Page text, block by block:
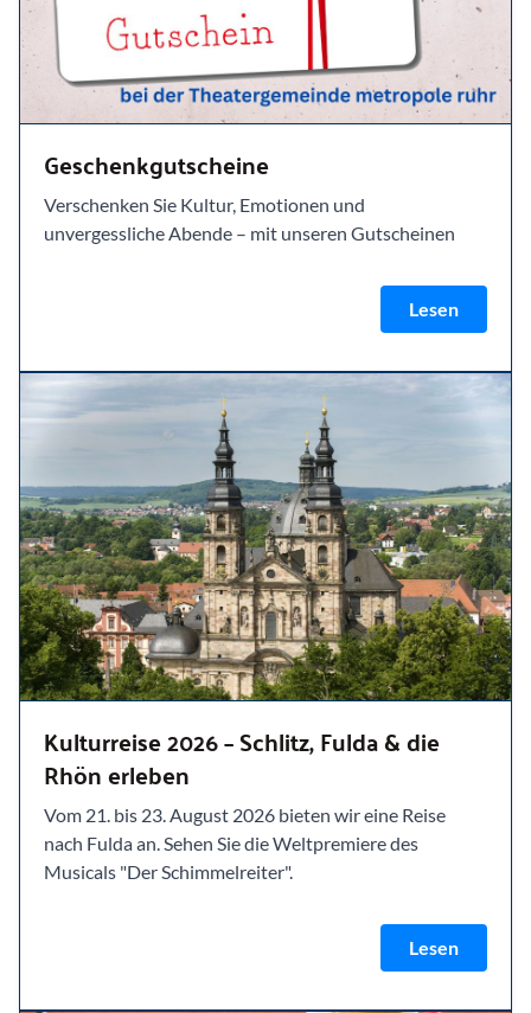
Geschenkgutscheine
Verschenken Sie Kultur, Emotionen und
unvergessliche Abende – mit unseren Gutscheinen
Lesen
Kulturreise 2026 – Schlitz, Fulda & die
Rhön erleben
Vom 21. bis 23. August 2026 bieten wir eine Reise
nach Fulda an. Sehen Sie die Weltpremiere des
Musicals "Der Schimmelreiter".
Lesen